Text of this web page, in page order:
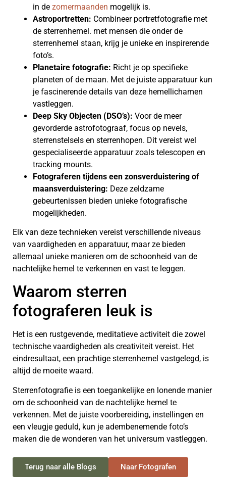
in de zomermaanden mogelijk is.
Astroportretten: Combineer portretfotografie met
de sterrenhemel. met mensen die onder de
sterrenhemel staan, krijg je unieke en inspirerende
foto’s.
Planetaire fotografie: Richt je op specifieke
planeten of de maan. Met de juiste apparatuur kun
je fascinerende details van deze hemellichamen
vastleggen.
Deep Sky Objecten (DSO’s): Voor de meer
gevorderde astrofotograaf, focus op nevels,
sterrenstelsels en sterrenhopen. Dit vereist wel
gespecialiseerde apparatuur zoals telescopen en
tracking mounts.
Fotograferen tijdens een zonsverduistering of
maansverduistering: Deze zeldzame
gebeurtenissen bieden unieke fotografische
mogelijkheden.
Elk van deze technieken vereist verschillende niveaus
van vaardigheden en apparatuur, maar ze bieden
allemaal unieke manieren om de schoonheid van de
nachtelijke hemel te verkennen en vast te leggen.
Waarom sterren
fotograferen leuk is
Het is een rustgevende, meditatieve activiteit die zowel
technische vaardigheden als creativiteit vereist. Het
eindresultaat, een prachtige sterrenhemel vastgelegd, is
altijd de moeite waard.
Sterrenfotografie is een toegankelijke en lonende manier
om de schoonheid van de nachtelijke hemel te
verkennen. Met de juiste voorbereiding, instellingen en
een vleugje geduld, kun je adembenemende foto’s
maken die de wonderen van het universum vastleggen.
Terug naar alle Blogs Naar Fotografen